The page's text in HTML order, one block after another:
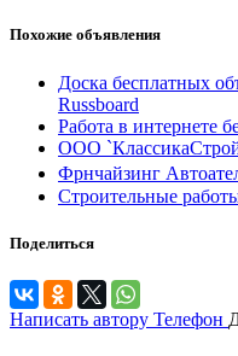
Похожие объявления
Доска бесплатных
Russboard
Работа в интернете
ООО
Фрнчайзинг
Строительные
Поделиться
Написать автору Телефон